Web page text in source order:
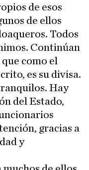
de esos
de ellos
Todos
Continúan
como el
es su divisa.
Hay
del Estado,
gracias a
y